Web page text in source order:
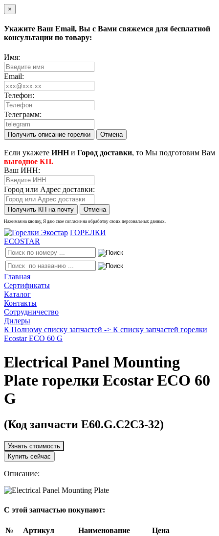
×
Укажите Ваш Email, Вы с Вами свяжемся для бесплатной
консультации по товару:
Имя:
Email:
Телефон:
Телеграмм:
Получить описание горелки Отмена
Eсли укажете ИННи Город доставки, то Мы подготовим Вам
выгодное КП.
Ваш ИНН:
Город или Адрес доставки:
Получить КП на почту Отмена
Нажимая на кнопку, Я даю свое согласие на обработку своих персональных данных.
ГОРЕЛКИ
ECOSTAR
Главная
Сертификаты
Каталог
Контакты
Сотрудничество
Дилеры
К Полному списку запчастей -> К списку запчастей горелки
Ecostar ECO 60 G
Electrical Panel Mounting
Plate горелки Ecostar ECO 60
G
(Код запчасти E60.G.C2C3-32)
Узнать стоимость
Купить сейчас
Описание:
С этой запчастью покупают:
№ Артикул Наименование
Цена